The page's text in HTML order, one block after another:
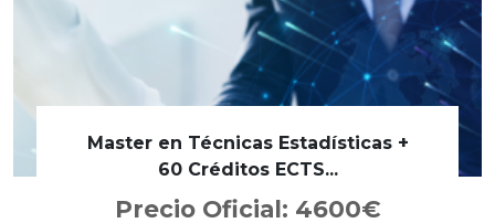
Master en Técnicas Estadísticas +
60 Créditos ECTS...
Precio Oficial: 4600€